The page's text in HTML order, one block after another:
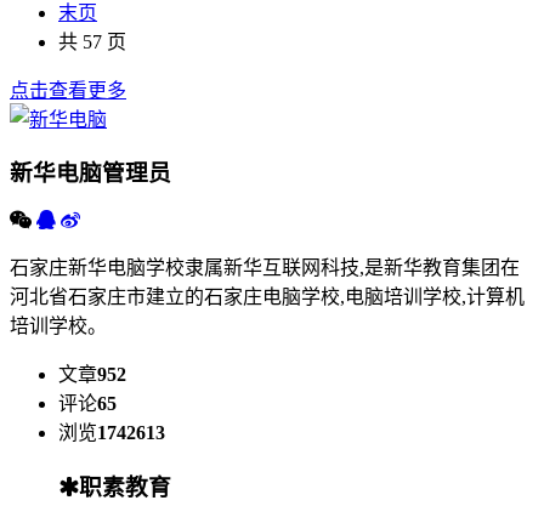
末页
共 57 页
点击查看更多
新华电脑管理员
石家庄新华电脑学校隶属新华互联网科技,是新华教育集团在
河北省石家庄市建立的石家庄电脑学校,电脑培训学校,计算机
培训学校。
文章952
评论65
浏览1742613
职素教育